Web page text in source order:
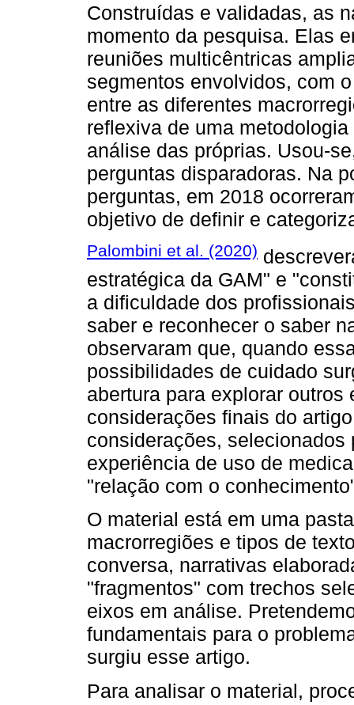
Construídas e validadas, as
momento da pesquisa. Elas
reuniões multicêntricas
segmentos envolvidos, com
entre as diferentes
reflexiva de uma
análise das próprias. Usou-
perguntas disparadoras. Na
perguntas, em 2018
objetivo de definir e
Palombini et al. (2020)
estratégica da GAM" e
a dificuldade dos
saber e reconhecer o saber
observaram que, quando
possibilidades de cuidado
abertura para explorar
considerações finais do
considerações,
experiência de uso de
"relação com o
O material está em uma
macrorregiões e tipos de
conversa, narrativas
"fragmentos" com trechos
eixos em análise.
fundamentais para o
surgiu esse artigo.
Para analisar o material,